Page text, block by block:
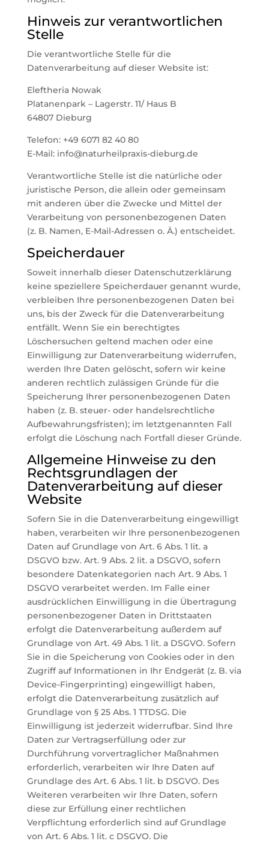
Hinweis zur verantwortlichen
Stelle
Die verantwortliche Stelle für die
Datenverarbeitung auf dieser Website ist:
Eleftheria Nowak
Platanenpark – Lagerstr. 11/ Haus B
64807 Dieburg
Telefon: +49 6071 82 40 80
E-Mail: info@naturheilpraxis-dieburg.de
Verantwortliche Stelle ist die natürliche oder
juristische Person, die allein oder gemeinsam
mit anderen über die Zwecke und Mittel der
Verarbeitung von personenbezogenen Daten
(z. B. Namen, E-Mail-Adressen o. Ä.) entscheidet.
Speicherdauer
Soweit innerhalb dieser Datenschutzerklärung
keine speziellere Speicherdauer genannt wurde,
verbleiben Ihre personenbezogenen Daten bei
uns, bis der Zweck für die Datenverarbeitung
entfällt. Wenn Sie ein berechtigtes
Löschersuchen geltend machen oder eine
Einwilligung zur Datenverarbeitung widerrufen,
werden Ihre Daten gelöscht, sofern wir keine
anderen rechtlich zulässigen Gründe für die
Speicherung Ihrer personenbezogenen Daten
haben (z. B. steuer- oder handelsrechtliche
Aufbewahrungsfristen); im letztgenannten Fall
erfolgt die Löschung nach Fortfall dieser Gründe.
Allgemeine Hinweise zu den
Rechtsgrundlagen der
Datenverarbeitung auf dieser
Website
Sofern Sie in die Datenverarbeitung eingewilligt
haben, verarbeiten wir Ihre personenbezogenen
Daten auf Grundlage von Art. 6 Abs. 1 lit. a
DSGVO bzw. Art. 9 Abs. 2 lit. a DSGVO, sofern
besondere Datenkategorien nach Art. 9 Abs. 1
DSGVO verarbeitet werden. Im Falle einer
ausdrücklichen Einwilligung in die Übertragung
personenbezogener Daten in Drittstaaten
erfolgt die Datenverarbeitung außerdem auf
Grundlage von Art. 49 Abs. 1 lit. a DSGVO. Sofern
Sie in die Speicherung von Cookies oder in den
Zugriff auf Informationen in Ihr Endgerät (z. B. via
Device-Fingerprinting) eingewilligt haben,
erfolgt die Datenverarbeitung zusätzlich auf
Grundlage von § 25 Abs. 1 TTDSG. Die
Einwilligung ist jederzeit widerrufbar. Sind Ihre
Daten zur Vertragserfüllung oder zur
Durchführung vorvertraglicher Maßnahmen
erforderlich, verarbeiten wir Ihre Daten auf
Grundlage des Art. 6 Abs. 1 lit. b DSGVO. Des
Weiteren verarbeiten wir Ihre Daten, sofern
diese zur Erfüllung einer rechtlichen
Verpflichtung erforderlich sind auf Grundlage
von Art. 6 Abs. 1 lit. c DSGVO. Die